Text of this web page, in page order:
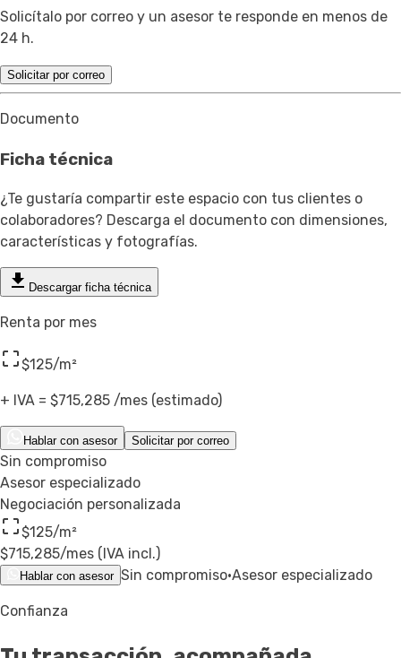
Solicítalo por correo y un asesor te responde en menos de
24 h.
Solicitar por correo
Documento
Ficha técnica
¿Te gustaría compartir este espacio con tus clientes o
colaboradores? Descarga el documento con dimensiones,
características y fotografías.
Descargar ficha técnica
Renta por mes
$125/m²
+ IVA = $715,285 /mes (estimado)
Hablar con asesor Solicitar por correo
Sin compromiso
Asesor especializado
Negociación personalizada
$125/m²
$715,285/mes (IVA incl.)
Hablar con asesor Sin compromiso·Asesor especializado
Confianza